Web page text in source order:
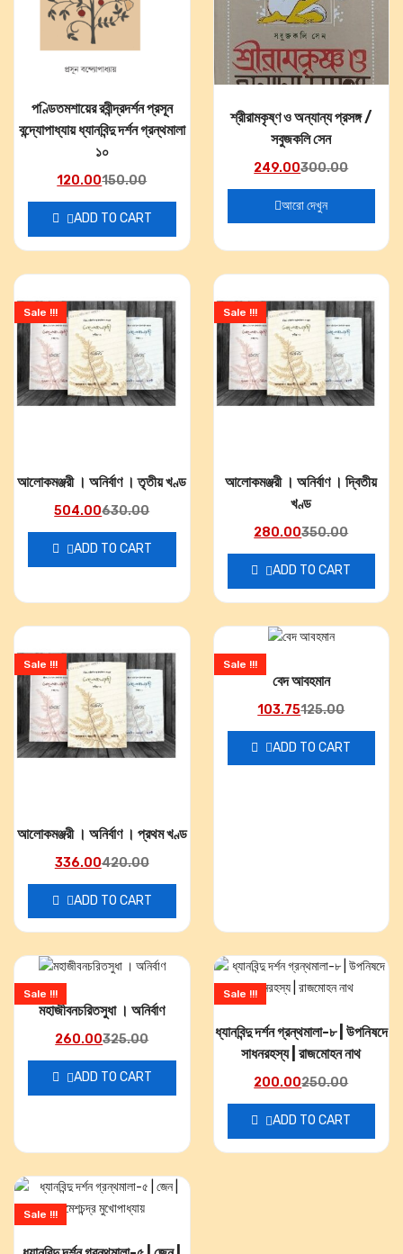
পণ্ডিতমশায়ের রবীন্দ্রদর্শন প্রসূন
বন্দ্যোপাধ্যায় ধ্যানবিন্দু দর্শন গ্রন্থমালা
১০
120.00150.00
ADD TO CART
শ্রীরামকৃষ্ণ ও অন্যান্য প্রসঙ্গ /
সবুজকলি সেন
249.00300.00
আরো দেখুন
আলোকমঞ্জরী । অনির্বাণ । তৃতীয় খণ্ড
Sale !!!
504.00630.00
ADD TO CART
আলোকমঞ্জরী । অনির্বাণ । দ্বিতীয়
খণ্ড
Sale !!!
280.00350.00
ADD TO CART
আলোকমঞ্জরী । অনির্বাণ । প্রথম খণ্ড
Sale !!!
336.00420.00
ADD TO CART
বেদ আবহমান
Sale !!!
103.75125.00
ADD TO CART
মহাজীবনচরিতসুধা । অনির্বাণ
Sale !!!
260.00325.00
ADD TO CART
ধ্যানবিন্দু দর্শন গ্রন্থমালা-৮ | উপনিষদে
সাধনরহস্য | রাজমোহন নাথ
Sale !!!
200.00250.00
ADD TO CART
Sale !!!